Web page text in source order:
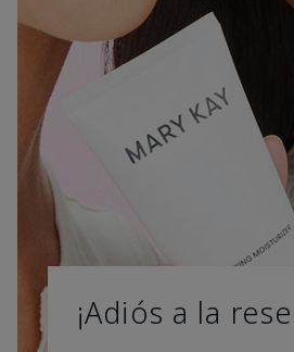
¡Adiós a la